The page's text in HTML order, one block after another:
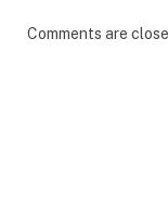
Comments are